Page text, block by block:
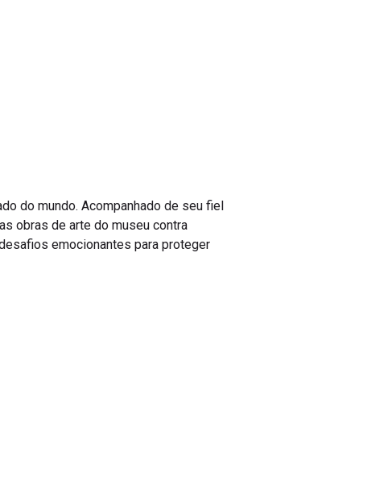
do mundo. Acompanhado de seu fiel
obras de arte do museu contra
emocionantes para proteger